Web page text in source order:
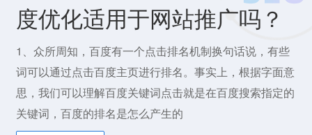
度优化适用于网站推广吗？
1、众所周知，百度有一个点击排名机制换句话说，有些
词可以通过点击百度主页进行排名。事实上，根据字面意
思，我们可以理解百度关键词点击就是在百度搜索指定的
关键词，百度的排名是怎么产生的